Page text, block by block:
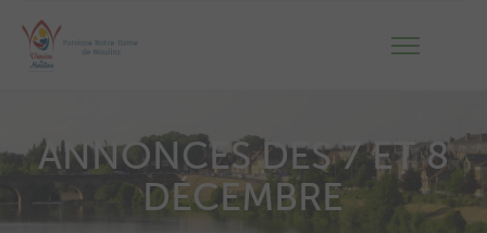
ANNONCES DES 7 ET 8
DÉCEMBRE